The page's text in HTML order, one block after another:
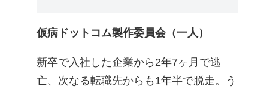
仮病ドットコム製作委員会（一人）
新卒で入社した企業から2年7ヶ月で逃
亡、次なる転職先からも1年半で脱走。う